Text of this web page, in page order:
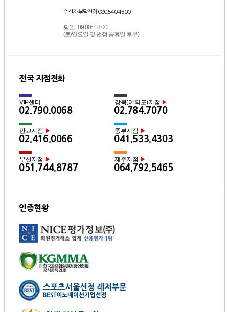
수신자 부담전화 080.540.4300
평일 : 09:00~18:00
(토/일요일 및 법정 공휴일 후무)
전국 지점전화
VIP센터
02.790.0068
강북(여의도)지점 ▶
02.784.7070
판교지점 ▶
02.416.0066
중부지점 ▶
041.533.4303
부산지점 ▶
051.744.8787
제주지점 ▶
064.792.5465
인증현황